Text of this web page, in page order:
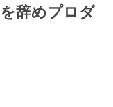
辞めプロダ